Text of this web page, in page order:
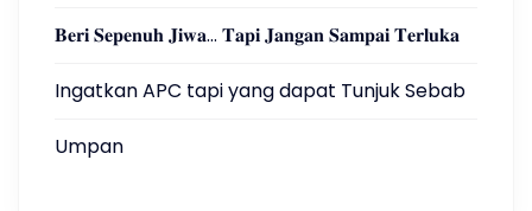
𝐁𝐞𝐫𝐢 𝐒𝐞𝐩𝐞𝐧𝐮𝐡 𝐉𝐢𝐰𝐚… 𝐓𝐚𝐩𝐢 𝐉𝐚𝐧𝐠𝐚𝐧 𝐒𝐚𝐦𝐩𝐚𝐢 𝐓𝐞𝐫𝐥𝐮𝐤𝐚
Ingatkan APC tapi yang dapat Tunjuk Sebab
Umpan